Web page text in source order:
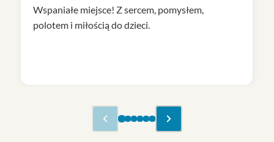
Wspaniałe miejsce! Z sercem, pomysłem,
polotem i miłością do dzieci.